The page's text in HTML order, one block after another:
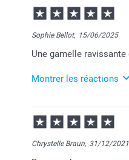
Sophie Bellot, 15/06/2025
Une gamelle
Montrer les réactions
19/06/2025
13:36
Bonjour Sophie,
Chrystelle Braun, 31/12/2021